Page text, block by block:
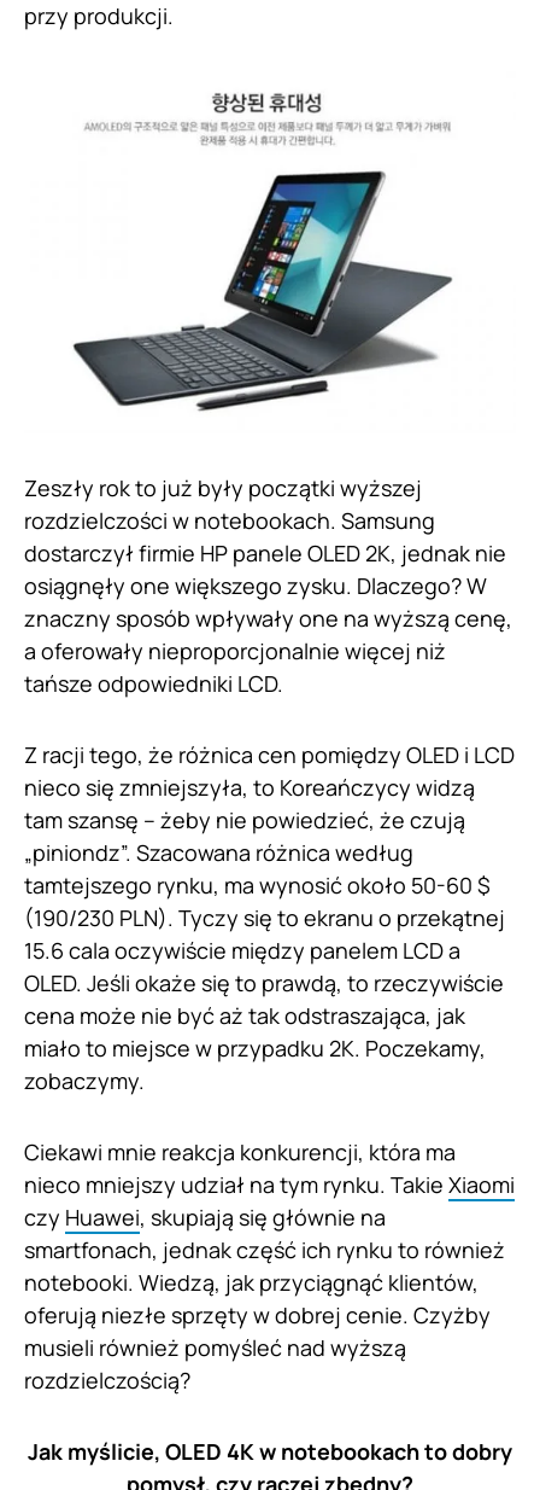
przy produkcji.
Zeszły rok to już były początki wyższej
rozdzielczości w notebookach. Samsung
dostarczył firmie HP panele OLED 2K, jednak nie
osiągnęły one większego zysku. Dlaczego? W
znaczny sposób wpływały one na wyższą cenę,
a oferowały nieproporcjonalnie więcej niż
tańsze odpowiedniki LCD.
Z racji tego, że różnica cen pomiędzy OLED i LCD
nieco się zmniejszyła, to Koreańczycy widzą
tam szansę – żeby nie powiedzieć, że czują
„piniondz”. Szacowana różnica według
tamtejszego rynku, ma wynosić około 50-60 $
(190/230 PLN). Tyczy się to ekranu o przekątnej
15.6 cala oczywiście między panelem LCD a
OLED. Jeśli okaże się to prawdą, to rzeczywiście
cena może nie być aż tak odstraszająca, jak
miało to miejsce w przypadku 2K. Poczekamy,
zobaczymy.
Ciekawi mnie reakcja konkurencji, która ma
nieco mniejszy udział na tym rynku. Takie Xiaomi
czy Huawei, skupiają się głównie na
smartfonach, jednak część ich rynku to również
notebooki. Wiedzą, jak przyciągnąć klientów,
oferują niezłe sprzęty w dobrej cenie. Czyżby
musieli również pomyśleć nad wyższą
rozdzielczością?
Jak myślicie, OLED 4K w notebookach to dobry